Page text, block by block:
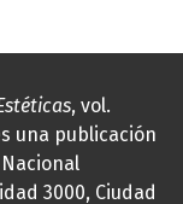
, vol.
una publicación
3000, Ciudad